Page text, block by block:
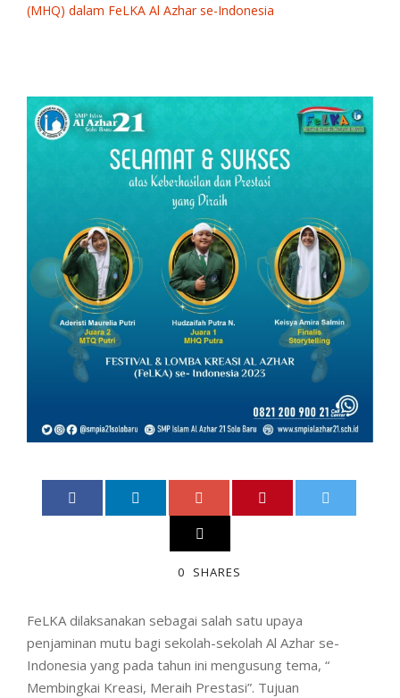
(MHQ) dalam FeLKA Al Azhar se-Indonesia
0 SHARES
FeLKA dilaksanakan sebagai salah satu upaya
penjaminan mutu bagi sekolah-sekolah Al Azhar se-
Indonesia yang pada tahun ini mengusung tema, “
Membingkai Kreasi, Meraih Prestasi”. Tujuan